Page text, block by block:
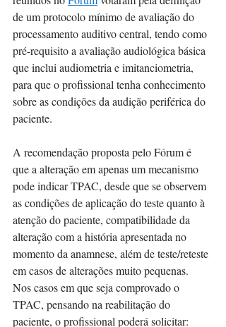
de um protocolo mínimo de avaliação do
processamento auditivo central, tendo como
pré-requisito a avaliação audiológica básica
que inclui audiometria e imitanciometria,
para que o profissional tenha conhecimento
sobre as condições da audição periférica do
paciente.
A recomendação proposta pelo Fórum é
que a alteração em apenas um mecanismo
pode indicar TPAC, desde que se observem
as condições de aplicação do teste quanto à
atenção do paciente, compatibilidade da
alteração com a história apresentada no
momento da anamnese, além de teste/reteste
em casos de alterações muito pequenas.
Nos casos em que seja comprovado o
TPAC, pensando na reabilitação do
paciente, o profissional poderá solicitar: